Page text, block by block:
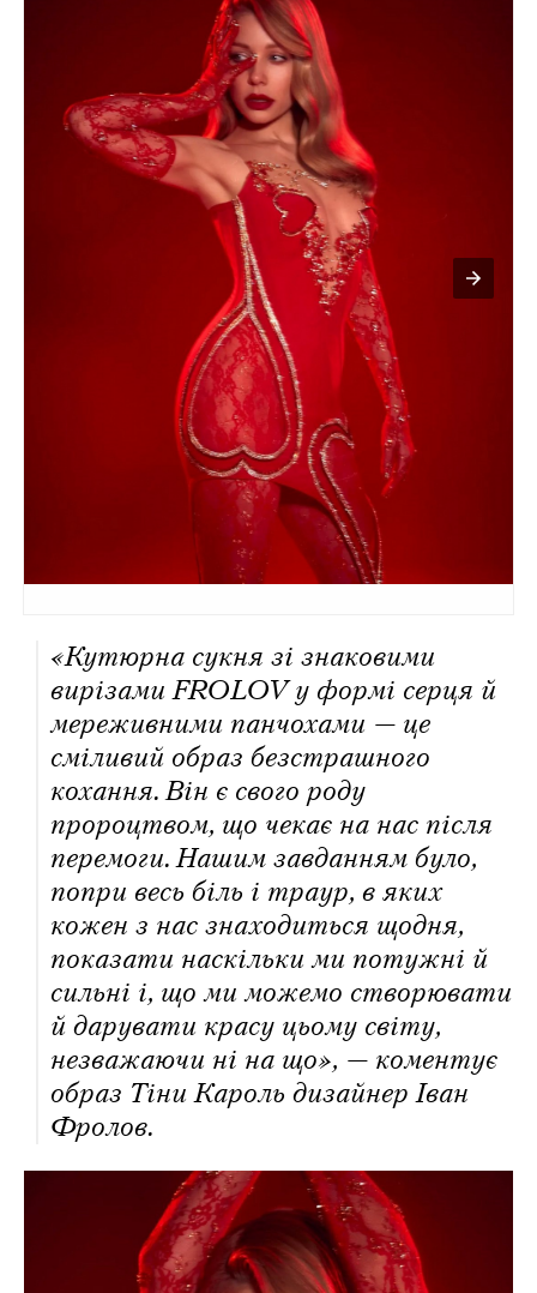
«Кутюрна сукня зі знаковими
вирізами FROLOV у формі серця й
мереживними панчохами — це
сміливий образ безстрашного
кохання. Він є свого роду
пророцтвом, що чекає на нас після
перемоги. Нашим завданням було,
попри весь біль і траур, в яких
кожен з нас знаходиться щодня,
показати наскільки ми потужні й
сильні і, що ми можемо створювати
й дарувати красу цьому світу,
незважаючи ні на що», — коментує
образ Тіни Кароль дизайнер Іван
Фролов.